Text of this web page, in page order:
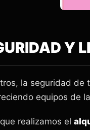
Y
la seguridad de
equipos de
realizamos el